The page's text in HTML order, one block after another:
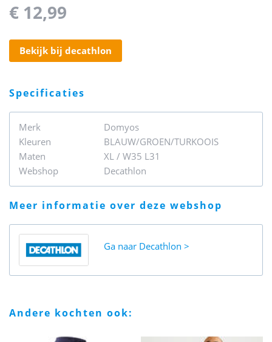
€ 12,99
bekijk bij decathlon
specificaties
Merk
Domyos
Kleuren
BLAUW/GROEN/TURKOOIS
Maten
XL / W35 L31
Webshop
Decathlon
meer informatie over deze webshop
Ga naar Decathlon
andere kochten ook: